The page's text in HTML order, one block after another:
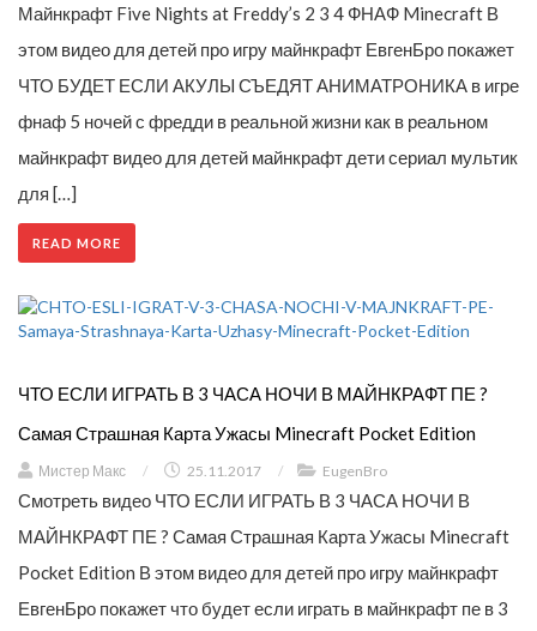
Майнкрафт Five Nights at Freddy’s 2 3 4 ФНАФ Minecraft В
этом видео для детей про игру майнкрафт ЕвгенБро покажет
ЧТО БУДЕТ ЕСЛИ АКУЛЫ СЪЕДЯТ АНИМАТРОНИКА в игре
фнаф 5 ночей с фредди в реальной жизни как в реальном
майнкрафт видео для детей майнкрафт дети сериал мультик
для […]
READ MORE
ЧТО ЕСЛИ ИГРАТЬ В 3 ЧАСА НОЧИ В МАЙНКРАФТ ПЕ ?
Самая Страшная Карта Ужасы Minecraft Pocket Edition
Мистер Макс / 25.11.2017 / EugenBro
Смотреть видео ЧТО ЕСЛИ ИГРАТЬ В 3 ЧАСА НОЧИ В
МАЙНКРАФТ ПЕ ? Самая Страшная Карта Ужасы Minecraft
Pocket Edition В этом видео для детей про игру майнкрафт
ЕвгенБро покажет что будет если играть в майнкрафт пе в 3